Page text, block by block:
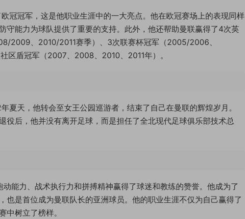
冠冠军，这是他职业生涯中的一大亮点。他在欧冠赛场上的表现同样
守能力为球队提供了重要的支持。此外，他还帮助曼联赢得了4次英
2009、2010/2011赛季）、3次联赛杯冠军（2005/2006、
盾冠军（2007、2008、2010、2011年）。
夏天，他转会至女王公园巡游者，结束了自己在曼联的辉煌岁月。
役后，他并没有离开足球，而是担任了全北现代足球俱乐部技术总
能力、战术执行力和拼搏精神赢得了球迷和教练的赞誉。他成为了
也是首位成为曼联队长的亚洲球员。他的职业生涯不仅为自己赢得了
中树立了榜样。